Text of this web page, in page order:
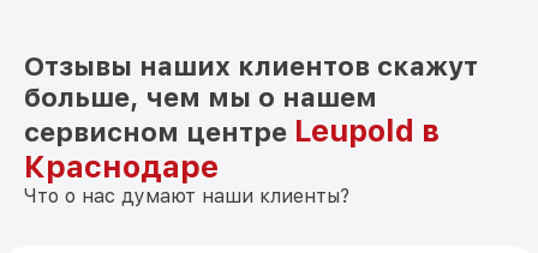
Отзывы наших клиентов скажут
больше, чем мы о нашем
сервисном центре Leupold в
Краснодаре
Что о нас думают наши клиенты?